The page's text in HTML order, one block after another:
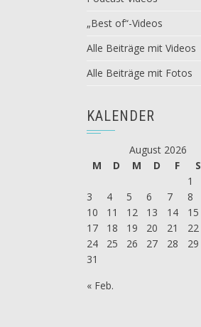
„Best of“-Videos
Alle Beiträge mit Videos
Alle Beiträge mit Fotos
KALENDER
August 2026
M
D M D F S
1
3
4 5 6 7 8
10
11 12 13 14 15
17
18 19 20 21 22
24
25 26 27 28 29
31
« Feb.